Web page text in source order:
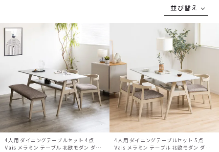
並び替え
4人用 ダイニングテーブルセット 4点
Vais メラミン テーブル 北欧モダン ダイ
4人用 ダイニングテーブルセット 5点
Vais メラミン テーブル 北欧モダン ダイ